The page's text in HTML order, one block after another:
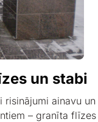
un stabi
risinājumi ainavu un
– granīta flīzes